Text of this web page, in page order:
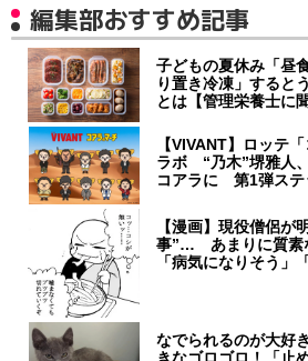
編集部おすすめ記事
子どもの夏休み「昼
り置き冷凍」すると
とは【管理栄養士に聞
【VIVANT】ロッテ
ラボ “乃木”堺雅人
コアラに 第1弾ステ
【漫画】現役僧侶が
事”… あまりに質素
「病気になりそう」
なでられるのが大好